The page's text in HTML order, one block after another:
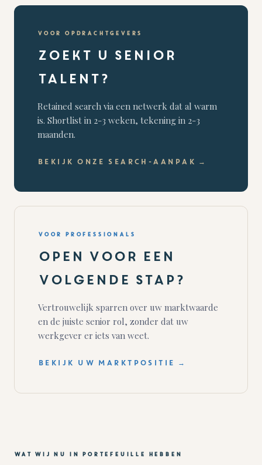
VOOR OPDRACHTGEVERS
Zoekt u senior
talent?
Retained search via een netwerk dat al warm
is. Shortlist in 2-3 weken, tekening in 2-3
maanden.
BEKIJK ONZE SEARCH-AANPAK →
VOOR PROFESSIONALS
Open voor een
volgende stap?
Vertrouwelijk sparren over uw marktwaarde
en de juiste senior rol, zonder dat uw
werkgever er iets van weet.
BEKIJK UW MARKTPOSITIE →
WAT WIJ NU IN PORTEFEUILLE HEBBEN